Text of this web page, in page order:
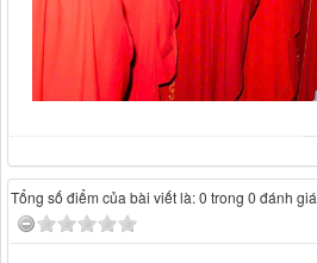
Tổng số điểm của bài viết là: 0 trong 0 đánh giá